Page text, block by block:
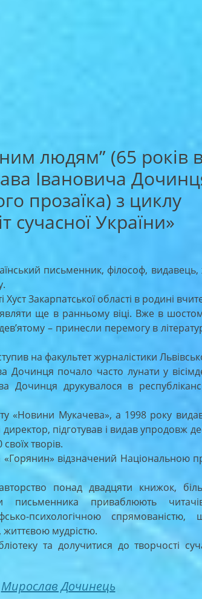
людям” (65 років
Івановича
прозаїка) з циклу
сучасної України»
письменник, філософ,
Закарпатської області в родині
ще в ранньому віці. Вже в
– принесли перемогу в
на факультет журналістики
Дочинця почало часто лунати у
Дочинця друкувалося в
«Новини Мукачева», а 1998 року
підготував і видав упродовж
творів.
відзначений Національною
понад двадцяти книжок,
письменника приваблюють
психологічною спрямованістю,
мудрістю.
та долучитися до творчості
Мирослав Дочинець